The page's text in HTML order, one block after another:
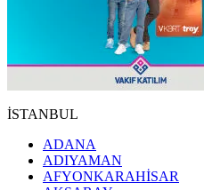
İSTANBUL
ADANA
ADIYAMAN
AFYONKARAHİSAR